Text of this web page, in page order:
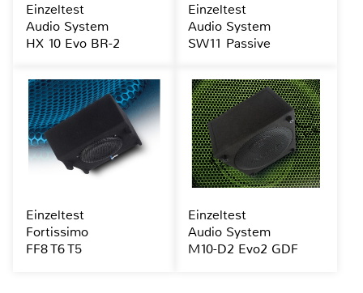
Einzeltest
Audio System
HX 10 Evo BR-2
Einzeltest
Audio System
SW11 Passive
Einzeltest
Fortissimo
FF8 T6 T5
Einzeltest
Audio System
M10-D2 Evo2 GDF